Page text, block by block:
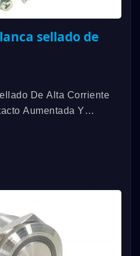
sellado de
De Alta Corriente
Aumentada Y
El Interior Del
Por Inyección...